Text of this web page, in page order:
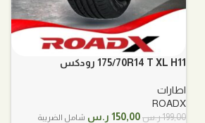
175/70R14 T XL H11 رودكس
اطارات
ROADX
199,00ر.س السعر
150,00 ر.س السعر
شامل الضريبة